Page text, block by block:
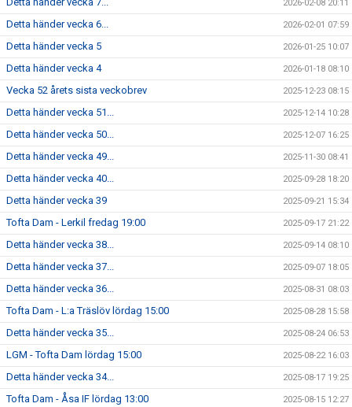
2026-02-08 20:11
Detta händer vecka 6... 2026-02-01 07:59
Detta händer vecka 5 2026-01-25 10:07
Detta händer vecka 4 2026-01-18 08:10
Vecka 52 årets sista veckobrev 2025-12-23 08:15
Detta händer vecka 51... 2025-12-14 10:28
Detta händer vecka 50... 2025-12-07 16:25
Detta händer vecka 49... 2025-11-30 08:41
Detta händer vecka 40... 2025-09-28 18:20
Detta händer vecka 39 2025-09-21 15:34
Tofta Dam - Lerkil fredag 19:00 2025-09-17 21:22
Detta händer vecka 38... 2025-09-14 08:10
Detta händer vecka 37... 2025-09-07 18:05
Detta händer vecka 36... 2025-08-31 08:03
Tofta Dam - L:a Träslöv lördag 15:00 2025-08-28 15:58
Detta händer vecka 35... 2025-08-24 06:53
LGM - Tofta Dam lördag 15:00 2025-08-22 16:03
Detta händer vecka 34... 2025-08-17 19:25
Tofta Dam - Åsa IF lördag 13:00 2025-08-15 12:27